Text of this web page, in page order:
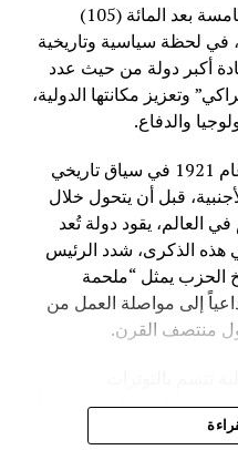
تُحيي الصين هذه الأيام الذكرى الخامسة بعد المائة (105)
لحظة سياسية وتاريخية
أكبر دولة من حيث عدد
وتعزيز مكانتها الدولية،
والدفاع.
تأسس الحزب الشيوعي الصيني عام 1921 في سياق تاريخي
قبل أن يتحول خلال
العالم، يقود دولة تُعد
هذه الذكرى، شدد الرئيس
الحزب يمثل “ملحمة
إلى مواصلة العمل من
منتصف القرن.
حيث تؤكد القيادة الصينية أن
غير مسبوقة”. وفي هذا